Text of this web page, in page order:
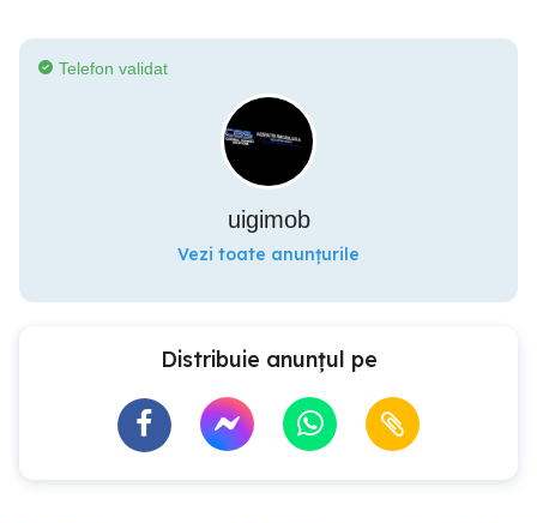
Telefon validat
uigimob
Vezi toate anunțurile
Distribuie anunțul pe